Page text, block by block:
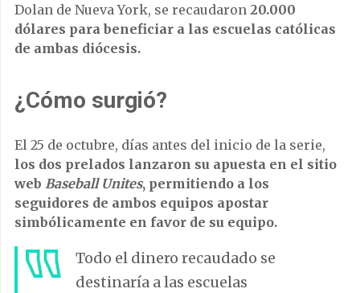
Dolan de Nueva York, se recaudaron 20.000
dólares para beneficiar a las escuelas católicas
de ambas diócesis.
¿Cómo surgió?
El 25 de octubre, días antes del inicio de la serie,
los dos prelados lanzaron su apuesta en el sitio
web Baseball Unites, permitiendo a los
seguidores de ambos equipos apostar
simbólicamente en favor de su equipo.
Todo el dinero recaudado se
destinaría a las escuelas